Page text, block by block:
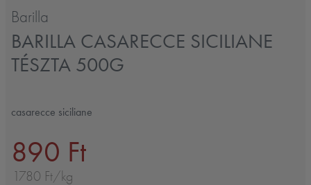
Barilla
BARILLA CASARECCE SICILIANE
TÉSZTA 500G
casarecce siciliane
890 Ft
1780 Ft/kg